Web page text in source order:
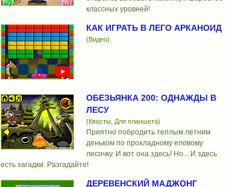
классных уровней!
КАК ИГРАТЬ В ЛЕГО АРКАНОИД
(Видео)
ОБЕЗЬЯНКА 200: ОДНАЖДЫ В
ЛЕСУ
(Квесты, Для планшета)
Приятно побродить теплым летним
деньком по прохладному еловому
лесочку. И вот она здесь! Но... И здесь
есть загадки. Разгадайте!
ДЕРЕВЕНСКИЙ МАДЖОНГ